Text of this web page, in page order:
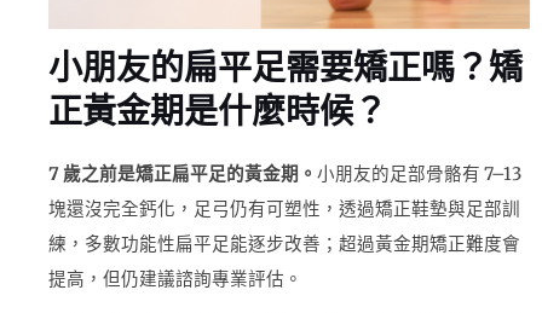
小朋友的扁平足需要矯正嗎？矯
正黃金期是什麼時候？
7 歲之前是矯正扁平足的黃金期。 小朋友的足部骨骼有 7–13
塊還沒完全鈣化，足弓仍有可塑性，透過矯正鞋墊與足部訓
練，多數功能性扁平足能逐步改善；超過黃金期矯正難度會
提高，但仍建議諮詢專業評估。